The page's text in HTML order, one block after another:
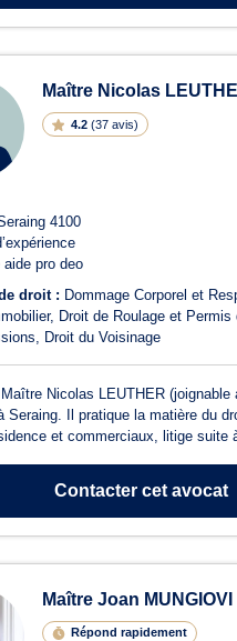
Maître Nicolas
4.2 (37 avis)
4100
pro deo
droit : Dommage Corporel et
Droit de Roulage et Permis
Droit du Voisinage
Maître Nicolas LEUTHER (joignable
Seraing. Il pratique la matière du
et commerciaux, litige suite
assistance en cas de
Contactercet avocat
Maître Joan MUNGIOVI
Répond rapidement